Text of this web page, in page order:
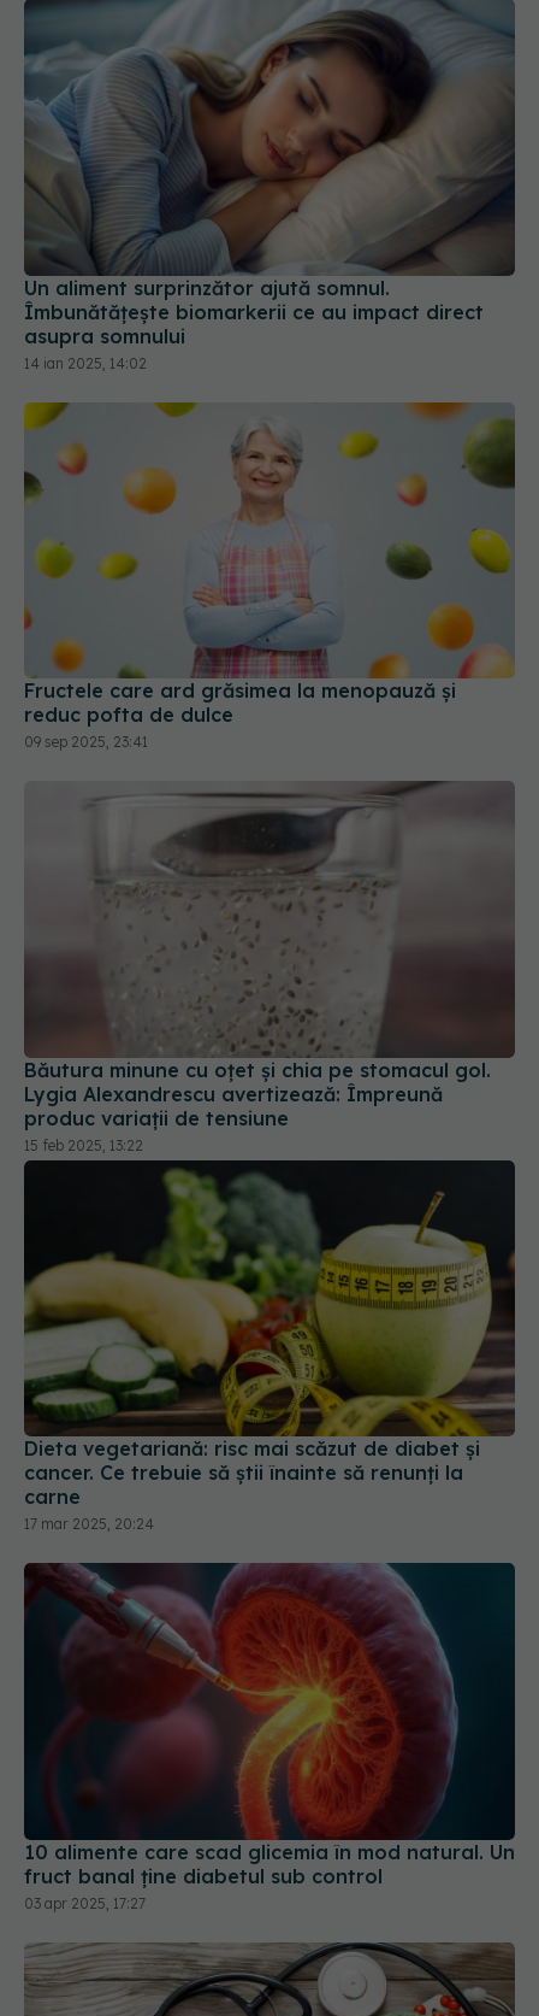
Un aliment surprinzător ajută somnul.
Îmbunătățește biomarkerii ce au impact direct
asupra somnului
14 ian 2025, 14:02
Fructele care ard grăsimea la menopauză și
reduc pofta de dulce
09 sep 2025, 23:41
Băutura minune cu oțet și chia pe stomacul gol.
Lygia Alexandrescu avertizează: Împreună
produc variații de tensiune
15 feb 2025, 13:22
Dieta vegetariană: risc mai scăzut de diabet și
cancer. Ce trebuie să știi înainte să renunți la
carne
17 mar 2025, 20:24
10 alimente care scad glicemia în mod natural. Un
fruct banal ține diabetul sub control
03 apr 2025, 17:27